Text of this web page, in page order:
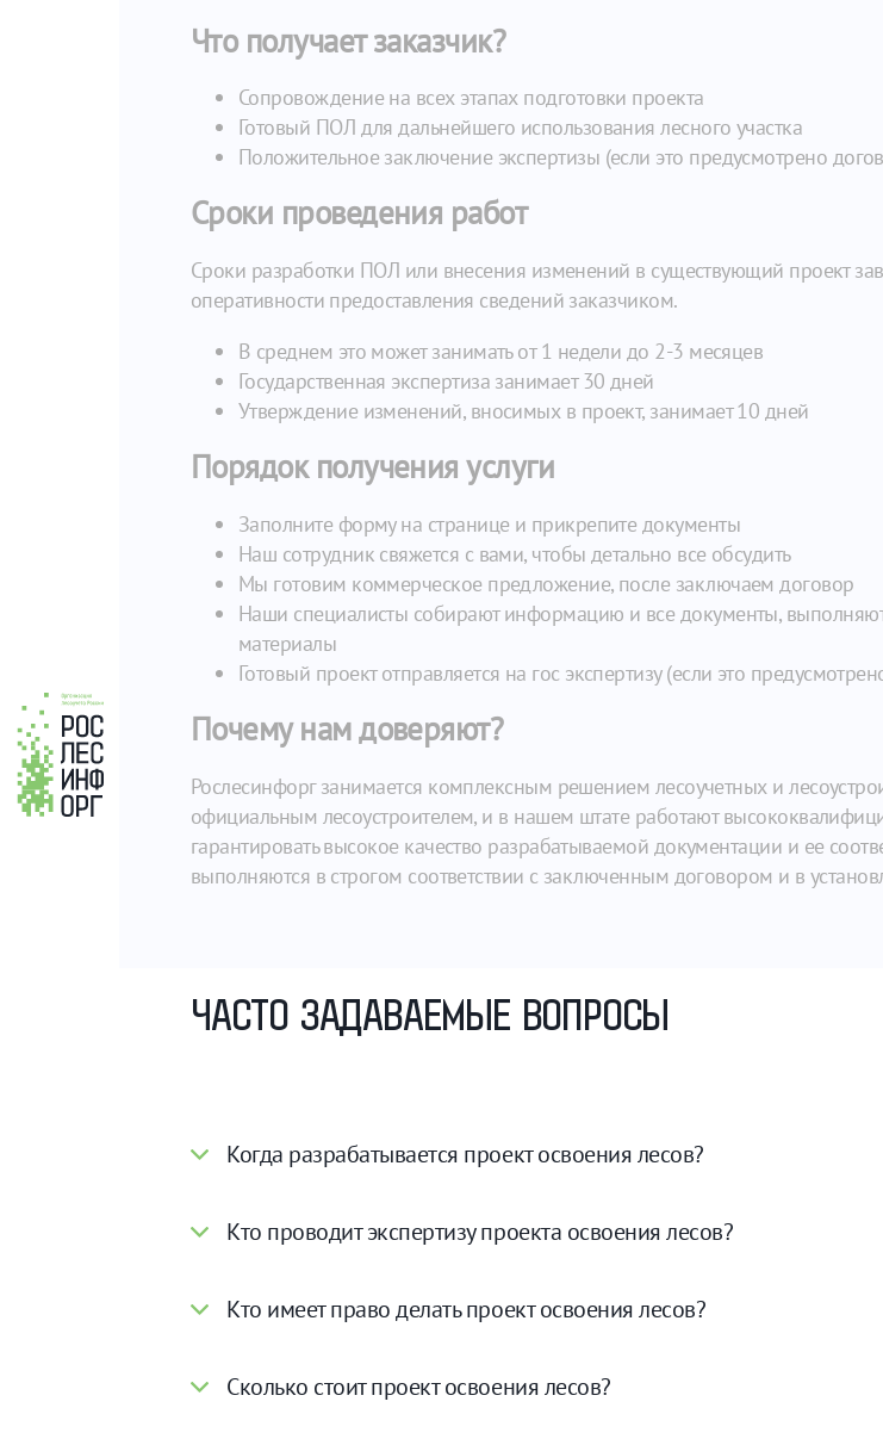
Что получает заказчик?
Сопровождение на всех этапах подготовки проекта
Готовый ПОЛ для дальнейшего использования лесного участка
Положительное заключение экспертизы (если это предусмотрено
Сроки проведения работ
Сроки разработки ПОЛ или внесения изменений в существующий проект
оперативности предоставления сведений заказчиком.
В среднем это может занимать от 1 недели до 2-3 месяцев
Государственная экспертиза занимает 30 дней
Утверждение изменений, вносимых в проект, занимает 10 дней
Порядок получения услуги
Заполните форму на странице и прикрепите документы
Наш сотрудник свяжется с вами, чтобы детально все обсудить
Мы готовим коммерческое предложение, после заключаем договор
Наши специалисты собирают информацию и все документы, выполняют
материалы
Готовый проект отправляется на гос экспертизу (если это
Почему нам доверяют?
Рослесинфорг занимается комплексным решением лесоучетных и
официальным лесоустроителем, и в нашем штате работают
гарантировать высокое качество разрабатываемой документации и ее
выполняются в строгом соответствии с заключенным договором и в
ЧАСТО ЗАДАВАЕМЫЕ ВОПРОСЫ
Когда разрабатывается проект освоения лесов?
Кто проводит экспертизу проекта освоения лесов?
Кто имеет право делать проект освоения лесов?
Сколько стоит проект освоения лесов?